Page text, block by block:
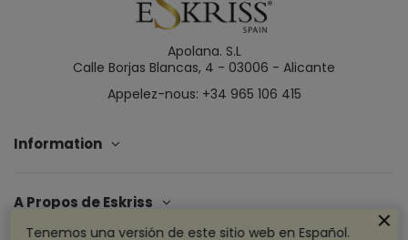
Apolana. S.L
Calle Borjas Blancas, 4 - 03006 - Alicante
Appelez-nous: +34 965 106 415
Information
A Propos de Eskriss
Tenemos una versión de este sitio web en Español.